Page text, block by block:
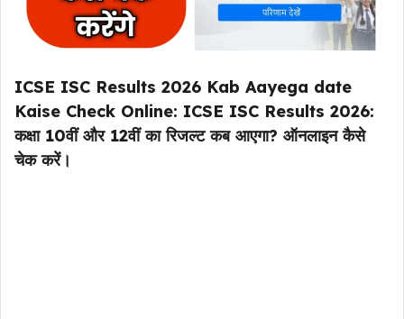
ICSE ISC Results 2026 Kab Aayega date
Kaise Check Online: ICSE ISC Results 2026:
कक्षा 10वीं और 12वीं का रिजल्ट कब आएगा? ऑनलाइन कैसे
चेक करें।